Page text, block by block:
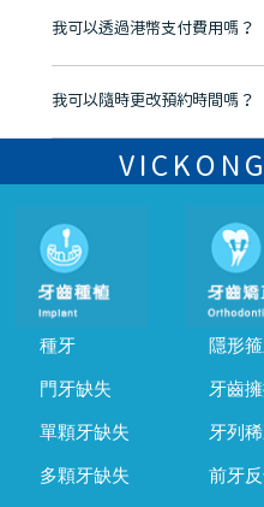
我可以透過港幣支付費用嗎？
可以。維港口腔會按照當日匯率
我可以隨時更改預約時間嗎？
可以，請盡早通過wechat或
的時間及資料，並且重新預約的日
種牙
門牙缺失
單顆牙缺失
多顆牙缺失
隱形
牙齒
牙列
前牙